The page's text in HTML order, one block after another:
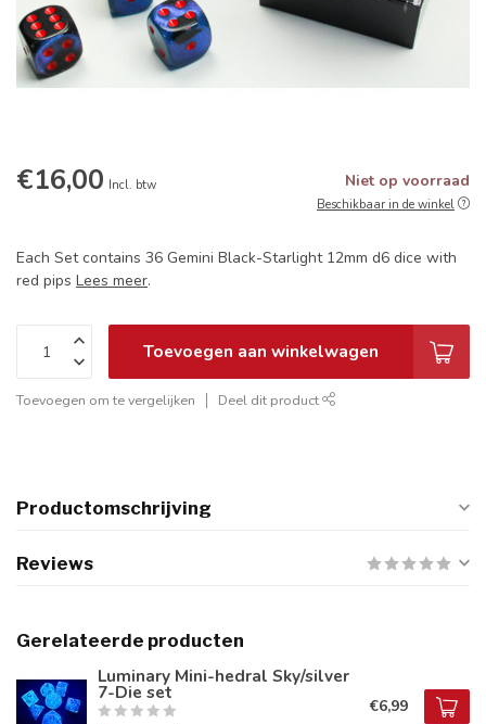
€16,00 Incl. btw Niet op voorraad
Beschikbaar in de winkel
Each Set contains 36 Gemini Black-Starlight 12mm d6 dice with
red pips Lees meer.
Toevoegen aan winkelwagen
Toevoegen om te vergelijken Deel dit product
Productomschrijving
Reviews
Gerelateerde producten
Luminary Mini-hedral Sky/silver
7-Die set
€6,99